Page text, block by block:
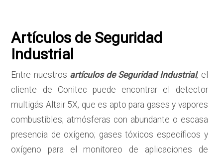
Artículos de Seguridad
Industrial
Entre nuestros artículos de Seguridad Industrial, el
cliente de Conitec puede encontrar el detector
multigás Altair 5X, que es apto para gases y vapores
combustibles; atmósferas con abundante o escasa
presencia de oxígeno; gases tóxicos específicos y
oxígeno para el monitoreo de aplicaciones de